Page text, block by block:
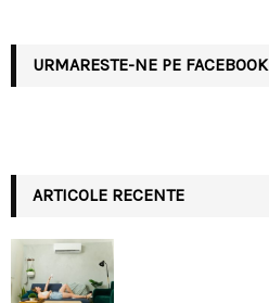
URMARESTE-NE PE FACEBOOK
ARTICOLE RECENTE